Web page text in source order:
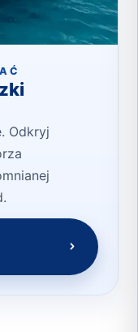
Odkryj